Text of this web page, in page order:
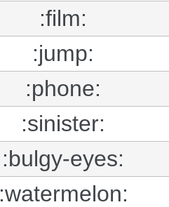
:film:
:jump:
:phone:
:sinister:
:bulgy-eyes:
:watermelon: